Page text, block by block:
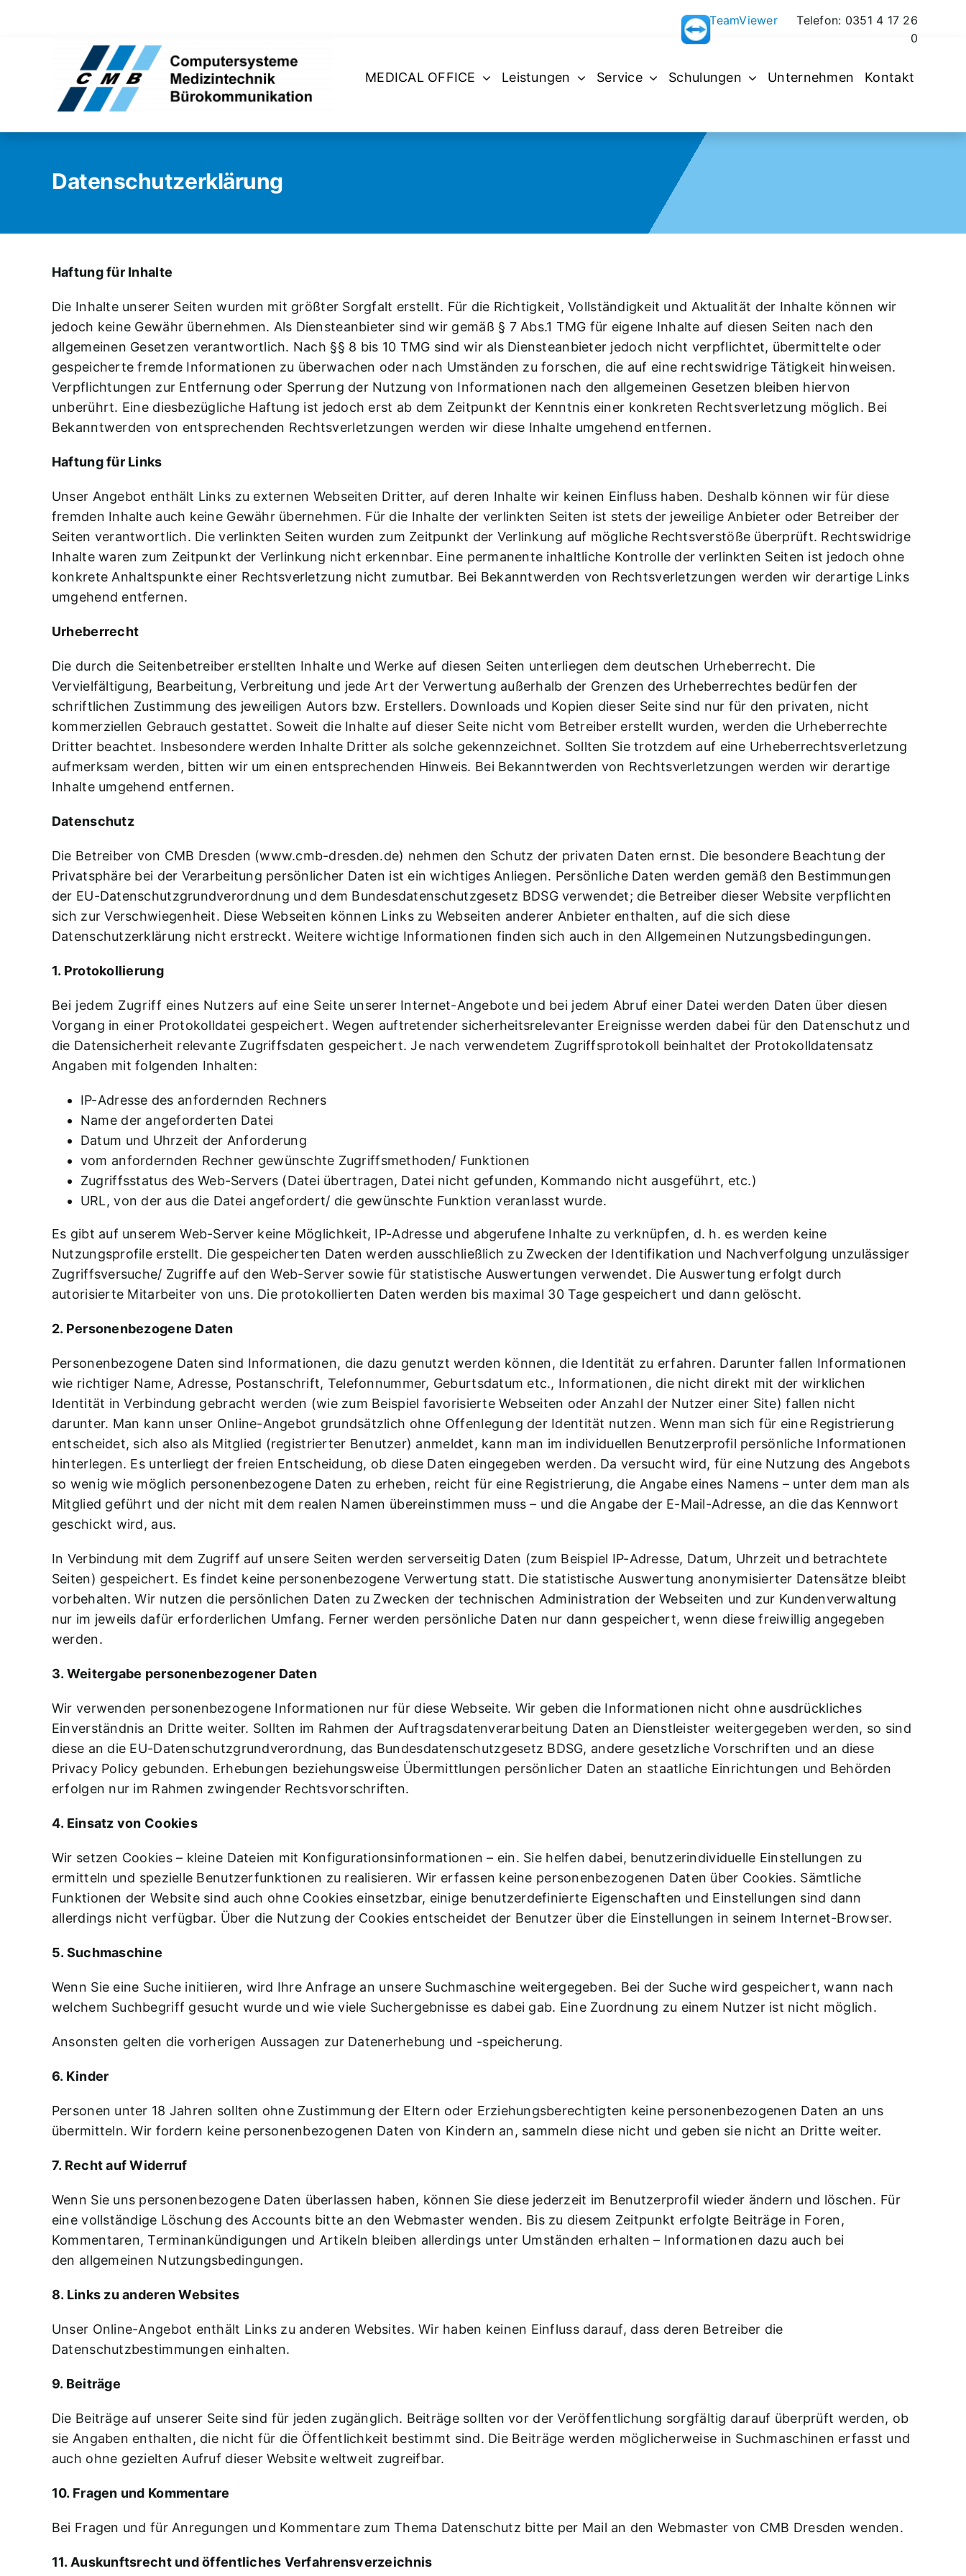
TeamViewerTelefon: 0351 4 17 26
0
MEDICAL OFFICE Leistungen Service Schulungen Unternehmen Kontakt
Datenschutzerklärung
Haftung für Inhalte
Die Inhalte unserer Seiten wurden mit größter Sorgfalt erstellt. Für die Richtigkeit, Vollständigkeit und Aktualität der Inhalte können wir
jedoch keine Gewähr übernehmen. Als Diensteanbieter sind wir gemäß § 7 Abs.1 TMG für eigene Inhalte auf diesen Seiten nach den
allgemeinen Gesetzen verantwortlich. Nach §§ 8 bis 10 TMG sind wir als Diensteanbieter jedoch nicht verpflichtet, übermittelte oder
gespeicherte fremde Informationen zu überwachen oder nach Umständen zu forschen, die auf eine rechtswidrige Tätigkeit hinweisen.
Verpflichtungen zur Entfernung oder Sperrung der Nutzung von Informationen nach den allgemeinen Gesetzen bleiben hiervon
unberührt. Eine diesbezügliche Haftung ist jedoch erst ab dem Zeitpunkt der Kenntnis einer konkreten Rechtsverletzung möglich. Bei
Bekanntwerden von entsprechenden Rechtsverletzungen werden wir diese Inhalte umgehend entfernen.
Haftung für Links
Unser Angebot enthält Links zu externen Webseiten Dritter, auf deren Inhalte wir keinen Einfluss haben. Deshalb können wir für diese
fremden Inhalte auch keine Gewähr übernehmen. Für die Inhalte der verlinkten Seiten ist stets der jeweilige Anbieter oder Betreiber der
Seiten verantwortlich. Die verlinkten Seiten wurden zum Zeitpunkt der Verlinkung auf mögliche Rechtsverstöße überprüft. Rechtswidrige
Inhalte waren zum Zeitpunkt der Verlinkung nicht erkennbar. Eine permanente inhaltliche Kontrolle der verlinkten Seiten ist jedoch ohne
konkrete Anhaltspunkte einer Rechtsverletzung nicht zumutbar. Bei Bekanntwerden von Rechtsverletzungen werden wir derartige Links
umgehend entfernen.
Urheberrecht
Die durch die Seitenbetreiber erstellten Inhalte und Werke auf diesen Seiten unterliegen dem deutschen Urheberrecht. Die
Vervielfältigung, Bearbeitung, Verbreitung und jede Art der Verwertung außerhalb der Grenzen des Urheberrechtes bedürfen der
schriftlichen Zustimmung des jeweiligen Autors bzw. Erstellers. Downloads und Kopien dieser Seite sind nur für den privaten, nicht
kommerziellen Gebrauch gestattet. Soweit die Inhalte auf dieser Seite nicht vom Betreiber erstellt wurden, werden die Urheberrechte
Dritter beachtet. Insbesondere werden Inhalte Dritter als solche gekennzeichnet. Sollten Sie trotzdem auf eine Urheberrechtsverletzung
aufmerksam werden, bitten wir um einen entsprechenden Hinweis. Bei Bekanntwerden von Rechtsverletzungen werden wir derartige
Inhalte umgehend entfernen.
Datenschutz
Die Betreiber von CMB Dresden (www.cmb-dresden.de) nehmen den Schutz der privaten Daten ernst. Die besondere Beachtung der
Privatsphäre bei der Verarbeitung persönlicher Daten ist ein wichtiges Anliegen. Persönliche Daten werden gemäß den Bestimmungen
der EU-Datenschutzgrundverordnung und dem Bundesdatenschutzgesetz BDSG verwendet; die Betreiber dieser Website verpflichten
sich zur Verschwiegenheit. Diese Webseiten können Links zu Webseiten anderer Anbieter enthalten, auf die sich diese
Datenschutzerklärung nicht erstreckt. Weitere wichtige Informationen finden sich auch in den Allgemeinen Nutzungsbedingungen.
1. Protokollierung
Bei jedem Zugriff eines Nutzers auf eine Seite unserer Internet-Angebote und bei jedem Abruf einer Datei werden Daten über diesen
Vorgang in einer Protokolldatei gespeichert. Wegen auftretender sicherheitsrelevanter Ereignisse werden dabei für den Datenschutz und
die Datensicherheit relevante Zugriffsdaten gespeichert. Je nach verwendetem Zugriffsprotokoll beinhaltet der Protokolldatensatz
Angaben mit folgenden Inhalten:
IP-Adresse des anfordernden Rechners
Name der angeforderten Datei
Datum und Uhrzeit der Anforderung
vom anfordernden Rechner gewünschte Zugriffsmethoden/ Funktionen
Zugriffsstatus des Web-Servers (Datei übertragen, Datei nicht gefunden, Kommando nicht ausgeführt, etc.)
URL, von der aus die Datei angefordert/ die gewünschte Funktion veranlasst wurde.
Es gibt auf unserem Web-Server keine Möglichkeit, IP-Adresse und abgerufene Inhalte zu verknüpfen, d. h. es werden keine
Nutzungsprofile erstellt. Die gespeicherten Daten werden ausschließlich zu Zwecken der Identifikation und Nachverfolgung unzulässiger
Zugriffsversuche/ Zugriffe auf den Web-Server sowie für statistische Auswertungen verwendet. Die Auswertung erfolgt durch
autorisierte Mitarbeiter von uns. Die protokollierten Daten werden bis maximal 30 Tage gespeichert und dann gelöscht.
2. Personenbezogene Daten
Personenbezogene Daten sind Informationen, die dazu genutzt werden können, die Identität zu erfahren. Darunter fallen Informationen
wie richtiger Name, Adresse, Postanschrift, Telefonnummer, Geburtsdatum etc., Informationen, die nicht direkt mit der wirklichen
Identität in Verbindung gebracht werden (wie zum Beispiel favorisierte Webseiten oder Anzahl der Nutzer einer Site) fallen nicht
darunter. Man kann unser Online-Angebot grundsätzlich ohne Offenlegung der Identität nutzen. Wenn man sich für eine Registrierung
entscheidet, sich also als Mitglied (registrierter Benutzer) anmeldet, kann man im individuellen Benutzerprofil persönliche Informationen
hinterlegen. Es unterliegt der freien Entscheidung, ob diese Daten eingegeben werden. Da versucht wird, für eine Nutzung des Angebots
so wenig wie möglich personenbezogene Daten zu erheben, reicht für eine Registrierung, die Angabe eines Namens – unter dem man als
Mitglied geführt und der nicht mit dem realen Namen übereinstimmen muss – und die Angabe der E-Mail-Adresse, an die das Kennwort
geschickt wird, aus.
In Verbindung mit dem Zugriff auf unsere Seiten werden serverseitig Daten (zum Beispiel IP-Adresse, Datum, Uhrzeit und betrachtete
Seiten) gespeichert. Es findet keine personenbezogene Verwertung statt. Die statistische Auswertung anonymisierter Datensätze bleibt
vorbehalten. Wir nutzen die persönlichen Daten zu Zwecken der technischen Administration der Webseiten und zur Kundenverwaltung
nur im jeweils dafür erforderlichen Umfang. Ferner werden persönliche Daten nur dann gespeichert, wenn diese freiwillig angegeben
werden.
3. Weitergabe personenbezogener Daten
Wir verwenden personenbezogene Informationen nur für diese Webseite. Wir geben die Informationen nicht ohne ausdrückliches
Einverständnis an Dritte weiter. Sollten im Rahmen der Auftragsdatenverarbeitung Daten an Dienstleister weitergegeben werden, so sind
diese an die EU-Datenschutzgrundverordnung, das Bundesdatenschutzgesetz BDSG, andere gesetzliche Vorschriften und an diese
Privacy Policy gebunden. Erhebungen beziehungsweise Übermittlungen persönlicher Daten an staatliche Einrichtungen und Behörden
erfolgen nur im Rahmen zwingender Rechtsvorschriften.
4. Einsatz von Cookies
Wir setzen Cookies – kleine Dateien mit Konfigurationsinformationen – ein. Sie helfen dabei, benutzerindividuelle Einstellungen zu
ermitteln und spezielle Benutzerfunktionen zu realisieren. Wir erfassen keine personenbezogenen Daten über Cookies. Sämtliche
Funktionen der Website sind auch ohne Cookies einsetzbar, einige benutzerdefinierte Eigenschaften und Einstellungen sind dann
allerdings nicht verfügbar. Über die Nutzung der Cookies entscheidet der Benutzer über die Einstellungen in seinem Internet-Browser.
5. Suchmaschine
Wenn Sie eine Suche initiieren, wird Ihre Anfrage an unsere Suchmaschine weitergegeben. Bei der Suche wird gespeichert, wann nach
welchem Suchbegriff gesucht wurde und wie viele Suchergebnisse es dabei gab. Eine Zuordnung zu einem Nutzer ist nicht möglich.
Ansonsten gelten die vorherigen Aussagen zur Datenerhebung und -speicherung.
6. Kinder
Personen unter 18 Jahren sollten ohne Zustimmung der Eltern oder Erziehungsberechtigten keine personenbezogenen Daten an uns
übermitteln. Wir fordern keine personenbezogenen Daten von Kindern an, sammeln diese nicht und geben sie nicht an Dritte weiter.
7. Recht auf Widerruf
Wenn Sie uns personenbezogene Daten überlassen haben, können Sie diese jederzeit im Benutzerprofil wieder ändern und löschen. Für
eine vollständige Löschung des Accounts bitte an den Webmaster wenden. Bis zu diesem Zeitpunkt erfolgte Beiträge in Foren,
Kommentaren, Terminankündigungen und Artikeln bleiben allerdings unter Umständen erhalten – Informationen dazu auch bei
den allgemeinen Nutzungsbedingungen.
8. Links zu anderen Websites
Unser Online-Angebot enthält Links zu anderen Websites. Wir haben keinen Einfluss darauf, dass deren Betreiber die
Datenschutzbestimmungen einhalten.
9. Beiträge
Die Beiträge auf unserer Seite sind für jeden zugänglich. Beiträge sollten vor der Veröffentlichung sorgfältig darauf überprüft werden, ob
sie Angaben enthalten, die nicht für die Öffentlichkeit bestimmt sind. Die Beiträge werden möglicherweise in Suchmaschinen erfasst und
auch ohne gezielten Aufruf dieser Website weltweit zugreifbar.
10. Fragen und Kommentare
Bei Fragen und für Anregungen und Kommentare zum Thema Datenschutz bitte per Mail an den Webmaster von CMB Dresden wenden.
11. Auskunftsrecht und öffentliches Verfahrensverzeichnis